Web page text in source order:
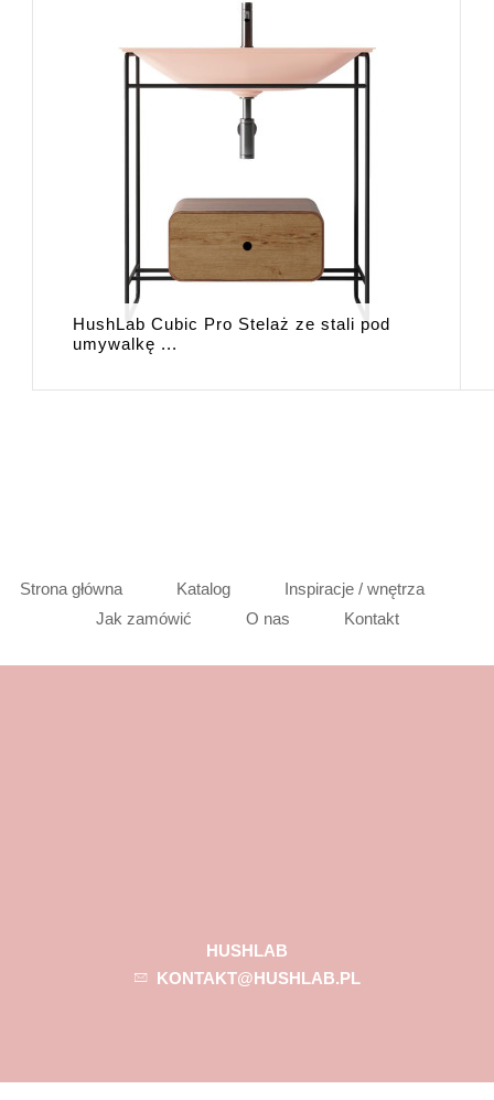
HushLab Cubic Pro Stelaż ze stali pod
umywalkę ...
Strona główna Katalog
Inspiracje / wnętrza
Jak zamówić
O nas Kontakt
HUSHLAB
KONTAKT@HUSHLAB.PL